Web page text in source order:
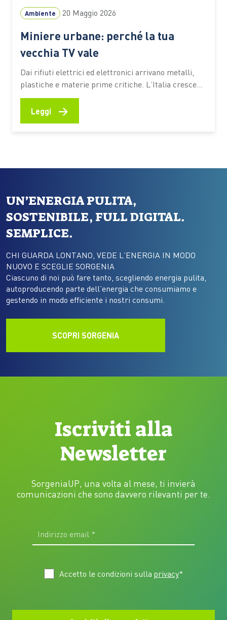
Ambiente 20 Maggio 2026
Miniere urbane: perché la tua
vecchia TV vale
Dai rifiuti elettrici ed elettronici arrivano metalli,
plastiche e materie prime critiche. L’Italia cresce
nella raccolta. Intanto l’Europa prepara nuove
regole per trasformare i RAEE in risorsa strategica:
Leggi →
UN’ENERGIA PULITA,
SOSTENIBILE, FULL DIGITAL.
SEMPLICE.
CHI GUARDA LONTANO, VEDE L’ENERGIA IN MODO
NUOVO E SCEGLIE SORGENIA
Ciascuno di noi può fare tanto, scegliendo energia pulita,
autoproducendo parte dell’energia che consumiamo e
gestendo in modo efficiente i nostri consumi.
SCOPRI SORGENIA
Iscriviti alla
Newsletter
SorgeniaUP, una volta al mese, ti invierà
comunicazioni che sono davvero rilevanti per te.
Accetto le condizioni sulla privacy*